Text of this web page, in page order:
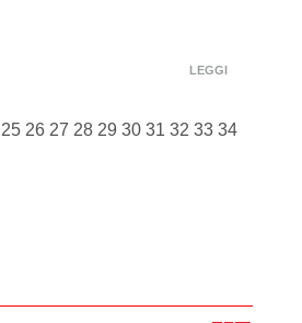
LEGGI
25 26 27 28 29 30 31 32 33 34